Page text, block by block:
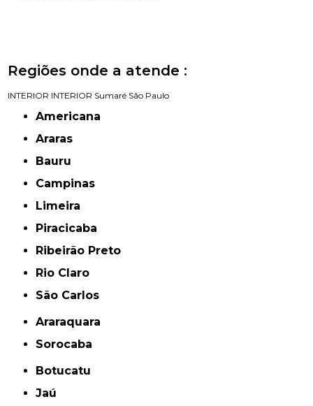
Regiões onde a atende :
INTERIOR INTERIOR Sumaré São Paulo
Americana
Araras
Bauru
Campinas
Limeira
Piracicaba
Ribeirão Preto
Rio Claro
São Carlos
Araraquara
Sorocaba
Botucatu
Jaú